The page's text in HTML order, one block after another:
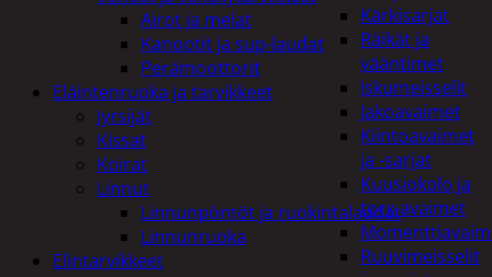
Kärkisarjat
Räikät ja
vääntimet
Iskumeisselit
Jakoavaimet
Kiintoavaimet
ja -sarjat
Kuusiokolo ja
torx-avaimet
Ruuvimeisselit
Airot ja melat
Kanootit ja sup-laudat
Perämoottorit
Eläintenruoka ja tarvikkeet
Jyrsijät
Kissat
Koirat
Linnut
Linnunpöntöt ja ruokintalaudat
Linnunruoka
Elintarvikkeet